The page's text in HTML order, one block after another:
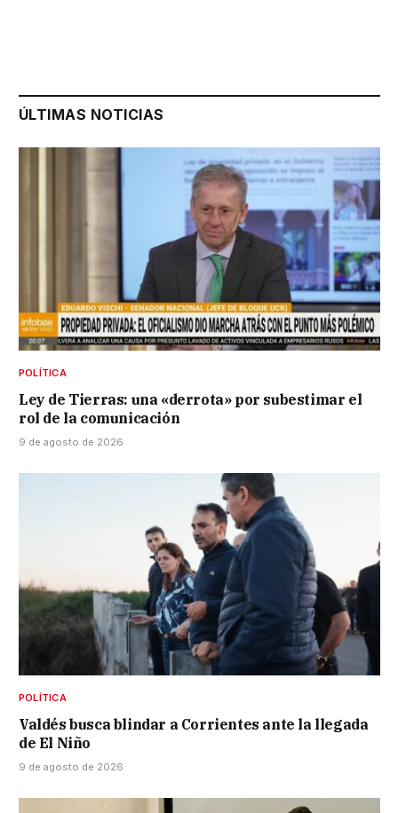
ÚLTIMAS NOTICIAS
POLÍTICA
Ley de Tierras: una «derrota» por subestimar el
rol de la comunicación
9 de agosto de 2026
POLÍTICA
Valdés busca blindar a Corrientes ante la llegada
de El Niño
9 de agosto de 2026